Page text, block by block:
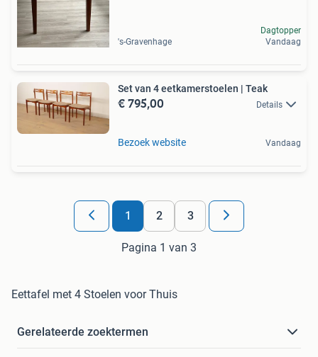
's-Gravenhage
Dagtopper
Vandaag
Set van 4 eetkamerstoelen | Teak
€ 795,00 Details
Bezoek website Vandaag
1 2 3
Pagina 1 van 3
Eettafel met 4 Stoelen voor Thuis
Gerelateerde zoektermen